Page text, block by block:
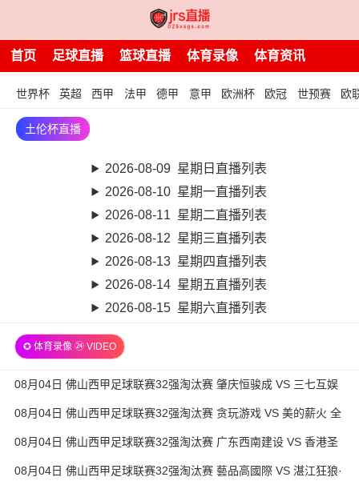
首页 足球直播 篮球直播 体育录像 体育资讯
世界杯 英超 西甲 法甲 德甲 意甲 欧洲杯 欧冠 世预赛 欧
土伦杯直播
2026-08-09 星期日直播列表
2026-08-10 星期一直播列表
2026-08-11 星期二直播列表
2026-08-12 星期三直播列表
2026-08-13 星期四直播列表
2026-08-14 星期五直播列表
2026-08-15 星期六直播列表
✪ 体育录像 ㉔ VIDEO
08月04日 佛山西甲足球联赛32强淘汰赛 肇庆恒骏成 VS 三七互娱
全场录像
08月04日 佛山西甲足球联赛32强淘汰赛 贪玩游戏 VS 美的薪火 全
场录像
08月04日 佛山西甲足球联赛32强淘汰赛 广东西南建设 VS 香港圣
徒 全场录像
08月04日 佛山西甲足球联赛32强淘汰赛 藝品高國際 VS 湛江狂狼·